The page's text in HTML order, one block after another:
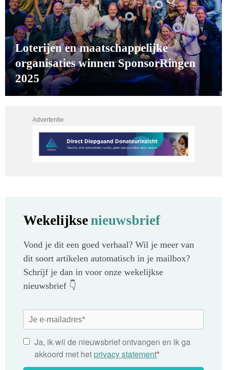
Loterijen en maatschappelijke
organisaties winnen SponsorRingen
2025
Advertentie
Wekelijksenieuwsbrief
Vond je dit een goed verhaal? Wil je meer van
dit soort artikelen automatisch in je mailbox?
Schrijf je dan in voor onze wekelijkse
nieuwsbrief 👇
Ja, ik wil de nieuwsbrief ontvangen en ik ga
akkoord met het privacy statement*